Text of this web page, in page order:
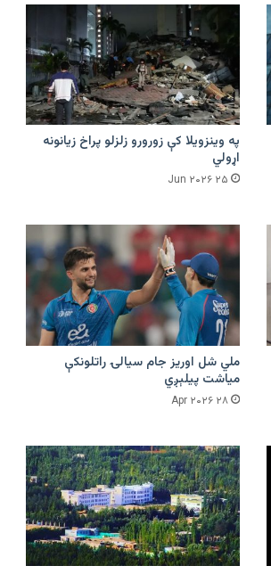
په وینزویلا کې زورورو زلزلو پراخ زیانونه
اړولي
۲۵ Jun ۲۰۲۶
ملي شل اوریز جام سیالۍ راتلونکې
میاشت پیلېږي
۲۸ Apr ۲۰۲۶